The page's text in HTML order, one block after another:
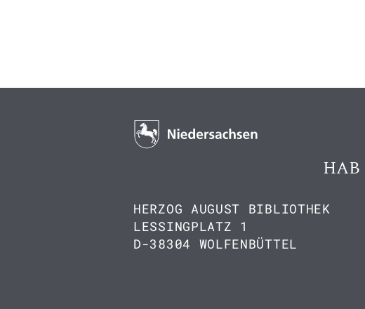
HAB
HERZOG AUGUST BIBLIOTHEK
LESSINGPLATZ 1
D-38304 WOLFENBÜTTEL